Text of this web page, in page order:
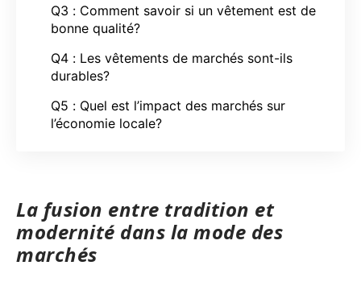
Q3 : Comment savoir si un vêtement est de
bonne qualité?
Q4 : Les vêtements de marchés sont-ils
durables?
Q5 : Quel est l’impact des marchés sur
l’économie locale?
La fusion entre tradition et
modernité dans la mode des
marchés